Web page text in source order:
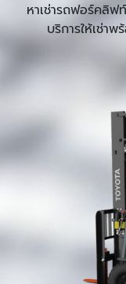
หาเช่ารถฟอร์คลิฟ
บริการให้เช่า